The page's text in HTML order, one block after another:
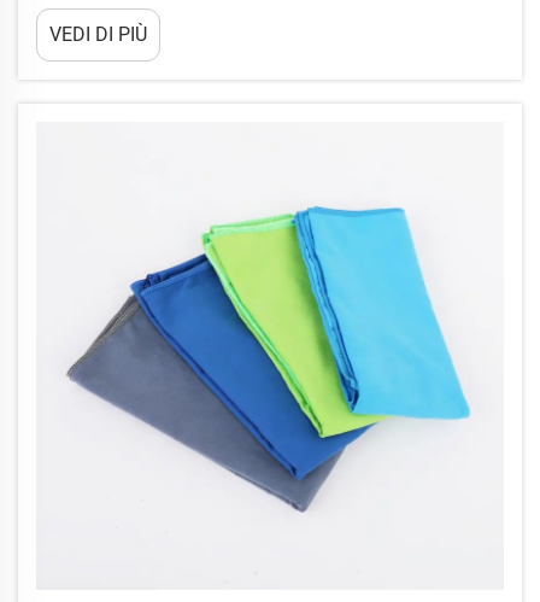
vi aderisca al corpo. I materiali utilizzati negli asciugamani da
spiaggia ad asciugatura rapida svolgono un ruolo determinante nel
VEDI DI PIÙ